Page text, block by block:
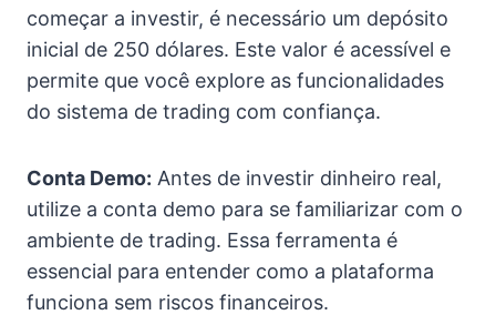
começar a investir, é necessário um depósito
inicial de 250 dólares. Este valor é acessível e
permite que você explore as funcionalidades
do sistema de trading com confiança.
Conta Demo: Antes de investir dinheiro real,
utilize a conta demo para se familiarizar com o
ambiente de trading. Essa ferramenta é
essencial para entender como a plataforma
funciona sem riscos financeiros.